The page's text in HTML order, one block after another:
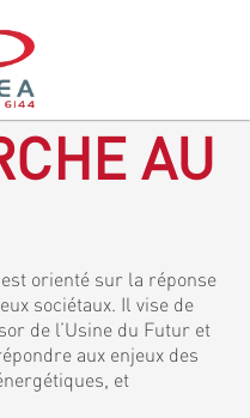
AU
orienté sur la réponse
sociétaux. Il vise de
de l’Usine du Futur et
aux enjeux des
et